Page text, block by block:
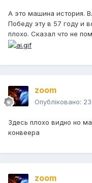
А это машина история.
Победу эту в 57 году и
плохо. Сказал что не
zoom
Опубліковано:
Здесь плохо видно но
конвеера
zoom